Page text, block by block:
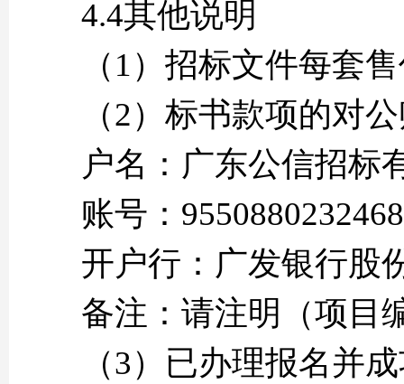
4.4其他说明
（1）招标文件每套
（2）标书款项的对
户名：广东公信招标
账号：
开户行：广发银行股
备注：请注明（项目
（3）已办理报名并